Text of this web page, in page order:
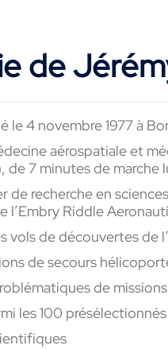
de
le 4 novembre 1977 à
aérospatiale et
de 7 minutes de
de recherche en
l’Embry Riddle
vols de découvertes de
de secours
de
les 100